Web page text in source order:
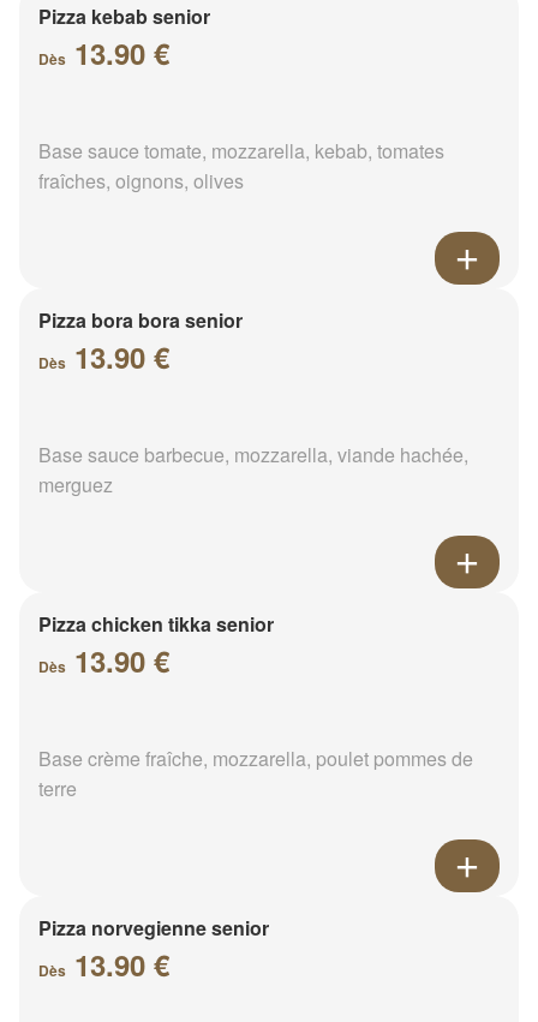
Pizza kebab senior
Dès 13.90 €
Base sauce tomate, mozzarella, kebab, tomates
fraîches, oignons, olives
Pizza bora bora senior
Dès 13.90 €
Base sauce barbecue, mozzarella, viande hachée,
merguez
Pizza chicken tikka senior
Dès 13.90 €
Base crème fraîche, mozzarella, poulet pommes de
terre
Pizza norvegienne senior
Dès 13.90 €